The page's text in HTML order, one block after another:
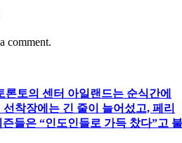
comment.
론토의 센터 아일랜드는 순식간에
착장에는 긴 줄이 늘어섰고, 페리
들은 “인도인들로 가득 찼다”고